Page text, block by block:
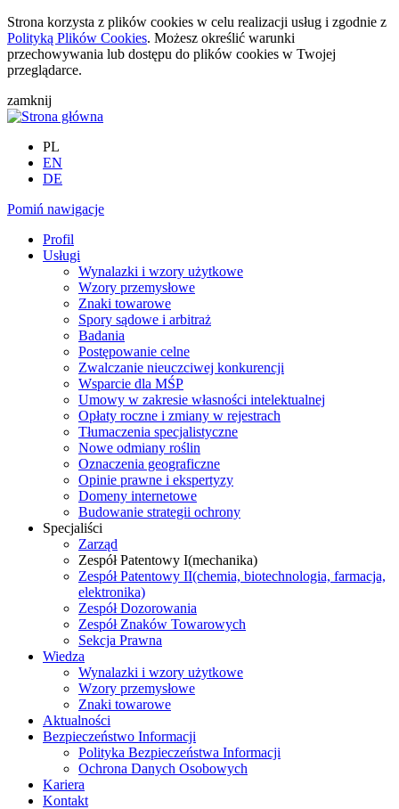
Strona korzysta z plików cookies w celu realizacji usług i zgodnie z
Polityką Plików Cookies. Możesz określić warunki
przechowywania lub dostępu do plików cookies w Twojej
przeglądarce.
zamknij
PL
EN
DE
Pomiń nawigacje
Profil
Usługi
Wynalazki i wzory użytkowe
Wzory przemysłowe
Znaki towarowe
Spory sądowe i arbitraż
Badania
Postępowanie celne
Zwalczanie nieuczciwej konkurencji
Wsparcie dla MŚP
Umowy w zakresie własności intelektualnej
Opłaty roczne i zmiany w rejestrach
Tłumaczenia specjalistyczne
Nowe odmiany roślin
Oznaczenia geograficzne
Opinie prawne i ekspertyzy
Domeny internetowe
Budowanie strategii ochrony
Specjaliści
Zarząd
Zespół Patentowy I(mechanika)
Zespół Patentowy II(chemia, biotechnologia, farmacja,
elektronika)
Zespół Dozorowania
Zespół Znaków Towarowych
Sekcja Prawna
Wiedza
Wynalazki i wzory użytkowe
Wzory przemysłowe
Znaki towarowe
Aktualności
Bezpieczeństwo Informacji
Polityka Bezpieczeństwa Informacji
Ochrona Danych Osobowych
Kariera
Kontakt